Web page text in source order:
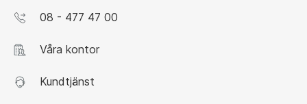
08 - 477 47 00
Våra kontor
Kundtjänst